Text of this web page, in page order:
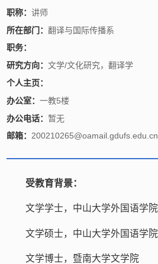
职称：讲师
所在部门：翻译与国际传播系
职务：
研究方向：文学/文化研究，翻译学
个人主页：
办公室：一教5楼
办公电话：暂无
邮箱：200210265@oamail.gdufs.edu.cn
受教育背景：
文学学士，中山大学外国语学院
文学硕士，中山大学外国语学院
文学博士，暨南大学文学院